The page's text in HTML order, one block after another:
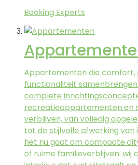
Booking Experts
Appartementen die comfort,
functionaliteit
complete
recreatieappartementen en
verblijven, van volledig
tot de stijlvolle afwerking van
het nu gaat om compacte
of ruime familieverblijven: wij